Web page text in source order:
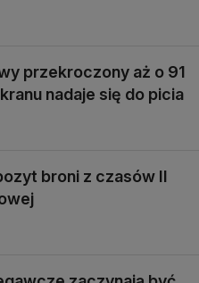
przekroczony aż o 91
nadaje się do picia
broni z czasów II